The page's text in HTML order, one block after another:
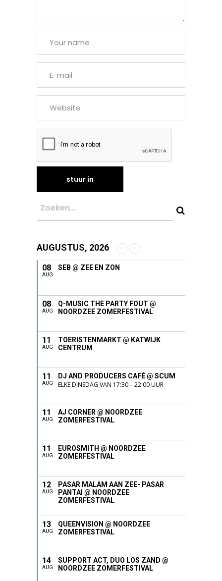
AUGUSTUS, 2026
08
AUG
SEB @ ZEE EN ZON
08
AUG
Q-MUSIC THE PARTY FOUT @
NOORDZEE ZOMERFESTIVAL
11
AUG
TOERISTENMARKT @ KATWIJK
CENTRUM
11
AUG
DJ AND PRODUCERS CAFÉ @ SCUM
ELKE DINSDAG VAN 17:30 – 22:00 UUR
11
AUG
AJ CORNER @ NOORDZEE
ZOMERFESTIVAL
11
AUG
EUROSMITH @ NOORDZEE
ZOMERFESTIVAL
12
AUG
PASAR MALAM AAN ZEE- PASAR
PANTAI @ NOORDZEE
ZOMERFESTIVAL
13
AUG
QUEENVISION @ NOORDZEE
ZOMERFESTIVAL
14
AUG
SUPPORT ACT, DUO LOS ZAND @
NOORDZEE ZOMERFESTIVAL